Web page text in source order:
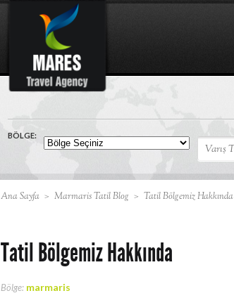
BÖLGE:
Ana Sayfa > Marmaris Tatil Blog > Tatil Bölgemiz Hakkında
Tatil Bölgemiz Hakkında
Bölge: marmaris